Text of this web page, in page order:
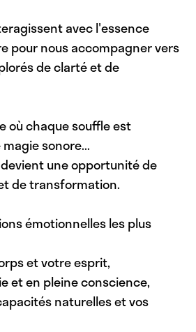
avec l'essence
pour nous accompagner vers
de clarté et de
où chaque souffle est
sonore...
une opportunité de
de transformation.
émotionnelles les plus
et votre esprit,
et en pleine conscience,
naturelles et vos